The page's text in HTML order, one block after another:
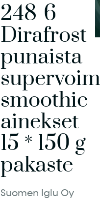
248-6
Dirafrost
punaista
smoothie
ainekset
15 * 150 g
pakaste
Suomen Iglu Oy